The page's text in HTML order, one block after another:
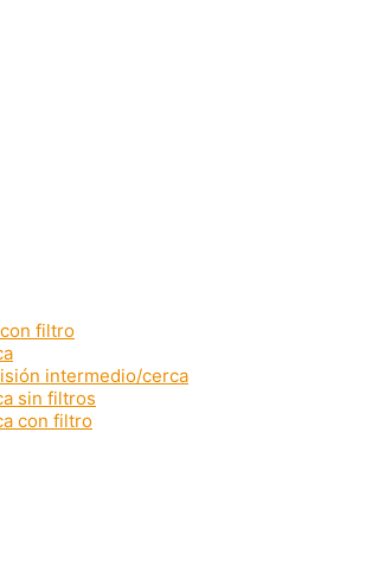
filtro
intermedio/cerca
sin filtros
con filtro